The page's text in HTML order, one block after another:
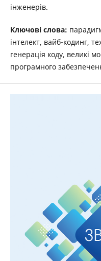
інженерів.
Ключові слова:
інтелект, вайб-кодинг,
генерація коду, великі
програмного